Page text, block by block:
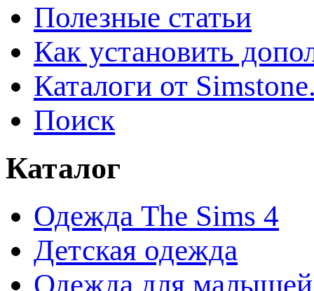
Полезные статьи
Как установить
Каталоги от
Поиск
Каталог
Одежда The Sims 4
Детская одежда